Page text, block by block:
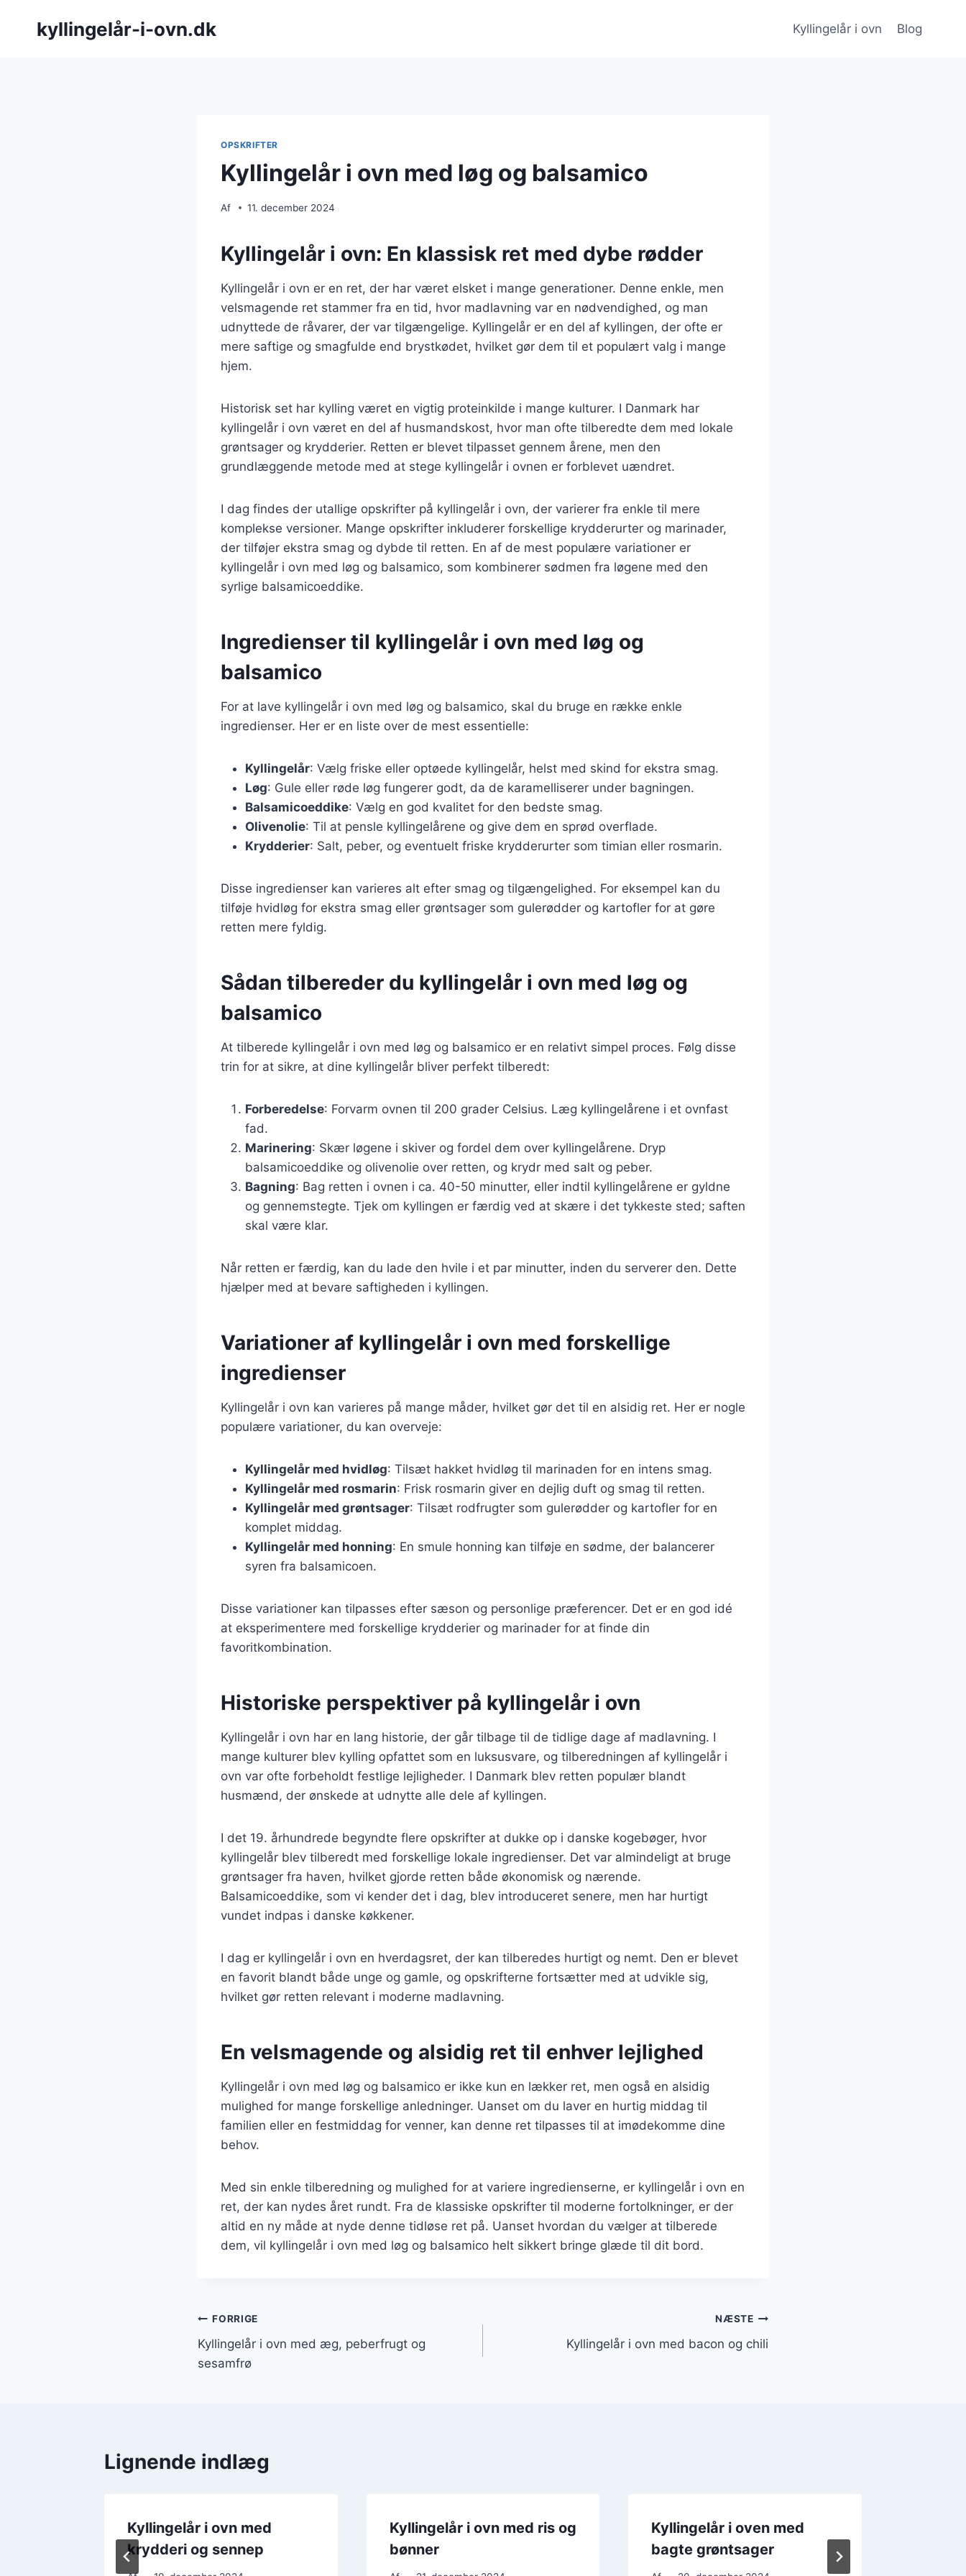
kyllingelår-i-ovn.dk Kyllingelår i ovn Blog
OPSKRIFTER
Kyllingelår i ovn med løg og balsamico
Af 11. december 2024
Kyllingelår i ovn: En klassisk ret med dybe rødder
Kyllingelår i ovn er en ret, der har været elsket i mange generationer. Denne enkle, men
velsmagende ret stammer fra en tid, hvor madlavning var en nødvendighed, og man
udnyttede de råvarer, der var tilgængelige. Kyllingelår er en del af kyllingen, der ofte er
mere saftige og smagfulde end brystkødet, hvilket gør dem til et populært valg i mange
hjem.
Historisk set har kylling været en vigtig proteinkilde i mange kulturer. I Danmark har
kyllingelår i ovn været en del af husmandskost, hvor man ofte tilberedte dem med lokale
grøntsager og krydderier. Retten er blevet tilpasset gennem årene, men den
grundlæggende metode med at stege kyllingelår i ovnen er forblevet uændret.
I dag findes der utallige opskrifter på kyllingelår i ovn, der varierer fra enkle til mere
komplekse versioner. Mange opskrifter inkluderer forskellige krydderurter og marinader,
der tilføjer ekstra smag og dybde til retten. En af de mest populære variationer er
kyllingelår i ovn med løg og balsamico, som kombinerer sødmen fra løgene med den
syrlige balsamicoeddike.
Ingredienser til kyllingelår i ovn med løg og
balsamico
For at lave kyllingelår i ovn med løg og balsamico, skal du bruge en række enkle
ingredienser. Her er en liste over de mest essentielle:
Kyllingelår: Vælg friske eller optøede kyllingelår, helst med skind for ekstra smag.
Løg: Gule eller røde løg fungerer godt, da de karamelliserer under bagningen.
Balsamicoeddike: Vælg en god kvalitet for den bedste smag.
Olivenolie: Til at pensle kyllingelårene og give dem en sprød overflade.
Krydderier: Salt, peber, og eventuelt friske krydderurter som timian eller rosmarin.
Disse ingredienser kan varieres alt efter smag og tilgængelighed. For eksempel kan du
tilføje hvidløg for ekstra smag eller grøntsager som gulerødder og kartofler for at gøre
retten mere fyldig.
Sådan tilbereder du kyllingelår i ovn med løg og
balsamico
At tilberede kyllingelår i ovn med løg og balsamico er en relativt simpel proces. Følg disse
trin for at sikre, at dine kyllingelår bliver perfekt tilberedt:
Forberedelse: Forvarm ovnen til 200 grader Celsius. Læg kyllingelårene i et ovnfast
fad.
Marinering: Skær løgene i skiver og fordel dem over kyllingelårene. Dryp
balsamicoeddike og olivenolie over retten, og krydr med salt og peber.
Bagning: Bag retten i ovnen i ca. 40-50 minutter, eller indtil kyllingelårene er gyldne
og gennemstegte. Tjek om kyllingen er færdig ved at skære i det tykkeste sted; saften
skal være klar.
Når retten er færdig, kan du lade den hvile i et par minutter, inden du serverer den. Dette
hjælper med at bevare saftigheden i kyllingen.
Variationer af kyllingelår i ovn med forskellige
ingredienser
Kyllingelår i ovn kan varieres på mange måder, hvilket gør det til en alsidig ret. Her er nogle
populære variationer, du kan overveje:
Kyllingelår med hvidløg: Tilsæt hakket hvidløg til marinaden for en intens smag.
Kyllingelår med rosmarin: Frisk rosmarin giver en dejlig duft og smag til retten.
Kyllingelår med grøntsager: Tilsæt rodfrugter som gulerødder og kartofler for en
komplet middag.
Kyllingelår med honning: En smule honning kan tilføje en sødme, der balancerer
syren fra balsamicoen.
Disse variationer kan tilpasses efter sæson og personlige præferencer. Det er en god idé
at eksperimentere med forskellige krydderier og marinader for at finde din
favoritkombination.
Historiske perspektiver på kyllingelår i ovn
Kyllingelår i ovn har en lang historie, der går tilbage til de tidlige dage af madlavning. I
mange kulturer blev kylling opfattet som en luksusvare, og tilberedningen af kyllingelår i
ovn var ofte forbeholdt festlige lejligheder. I Danmark blev retten populær blandt
husmænd, der ønskede at udnytte alle dele af kyllingen.
I det 19. århundrede begyndte flere opskrifter at dukke op i danske kogebøger, hvor
kyllingelår blev tilberedt med forskellige lokale ingredienser. Det var almindeligt at bruge
grøntsager fra haven, hvilket gjorde retten både økonomisk og nærende.
Balsamicoeddike, som vi kender det i dag, blev introduceret senere, men har hurtigt
vundet indpas i danske køkkener.
I dag er kyllingelår i ovn en hverdagsret, der kan tilberedes hurtigt og nemt. Den er blevet
en favorit blandt både unge og gamle, og opskrifterne fortsætter med at udvikle sig,
hvilket gør retten relevant i moderne madlavning.
En velsmagende og alsidig ret til enhver lejlighed
Kyllingelår i ovn med løg og balsamico er ikke kun en lækker ret, men også en alsidig
mulighed for mange forskellige anledninger. Uanset om du laver en hurtig middag til
familien eller en festmiddag for venner, kan denne ret tilpasses til at imødekomme dine
behov.
Med sin enkle tilberedning og mulighed for at variere ingredienserne, er kyllingelår i ovn en
ret, der kan nydes året rundt. Fra de klassiske opskrifter til moderne fortolkninger, er der
altid en ny måde at nyde denne tidløse ret på. Uanset hvordan du vælger at tilberede
dem, vil kyllingelår i ovn med løg og balsamico helt sikkert bringe glæde til dit bord.
Indlægsnavigation
FORRIGE
Kyllingelår i ovn med æg, peberfrugt og
sesamfrø
NÆSTE
Kyllingelår i ovn med bacon og chili
Lignende indlæg
Kyllingelår i ovn med
krydderi og sennep
Kyllingelår i ovn med ris og
bønner
Kyllingelår i oven med
bagte grøntsager